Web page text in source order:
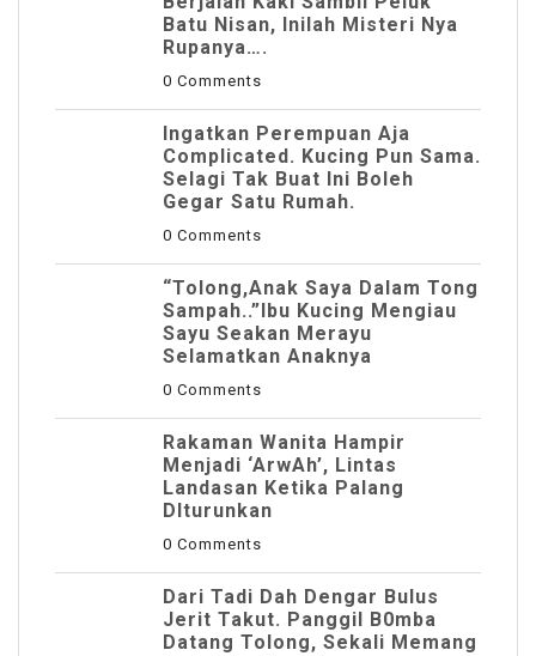
Batu Nisan, Inilah Misteri Nya
Rupanya….
0 Comments
Ingatkan Perempuan Aja
Complicated. Kucing Pun Sama.
Selagi Tak Buat Ini Boleh
Gegar Satu Rumah.
0 Comments
“Tolong,Anak Saya Dalam Tong
Sampah..”Ibu Kucing Mengiau
Sayu Seakan Merayu
Selamatkan Anaknya
0 Comments
Rakaman Wanita Hampir
Menjadi ‘ArwAh’, Lintas
Landasan Ketika Palang
DIturunkan
0 Comments
Dari Tadi Dah Dengar Bulus
Jerit Takut. Panggil B0mba
Datang Tolong, Sekali Memang